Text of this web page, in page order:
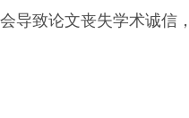
导致论文丧失学术诚信